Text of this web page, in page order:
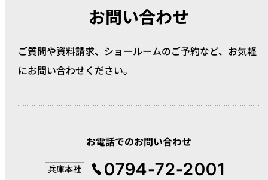
お問い合わせ
ご質問や資料請求、ショールームのご予約など、 お気軽
にお問い合わせください。
お電話でのお問い合わせ
兵庫本社 0794-72-2001